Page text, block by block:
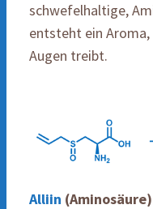
schwefelhaltige,
entsteht ein
Augen treibt.
Alliin (Aminosäure)